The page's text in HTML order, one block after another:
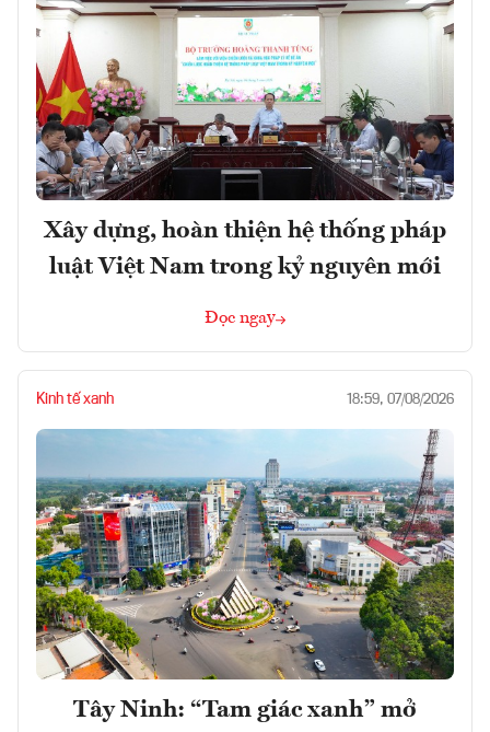
Xây dựng, hoàn thiện hệ thống pháp
luật Việt Nam trong kỷ nguyên mới
Đọc ngay
Kinh tế xanh 18:59, 07/08/2026
Tây Ninh: “Tam giác xanh” mở